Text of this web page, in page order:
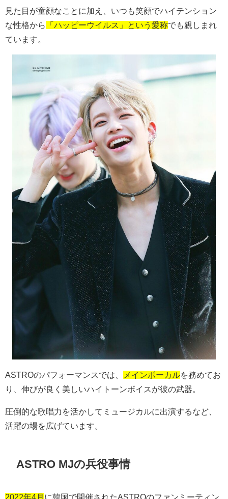
見た目が童顔なことに加え、いつも笑顔でハイテンション
な性格から
「ハッピーウイルス」という愛称でも親しまれ
ています。
ASTROのパフォーマンスでは、 メインボーカルを務めてお
り、伸びが良く美しいハイトーンボイスが彼の武器。
圧倒的な歌唱力を活かしてミュージカルに出演するなど、
活躍の場を広げています。
ASTRO MJの兵役事情
2022年4月 に韓国で開催されたASTROのファンミーティン